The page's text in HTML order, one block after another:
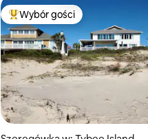
Najpopularniejsze z kategorii
Wybór gości